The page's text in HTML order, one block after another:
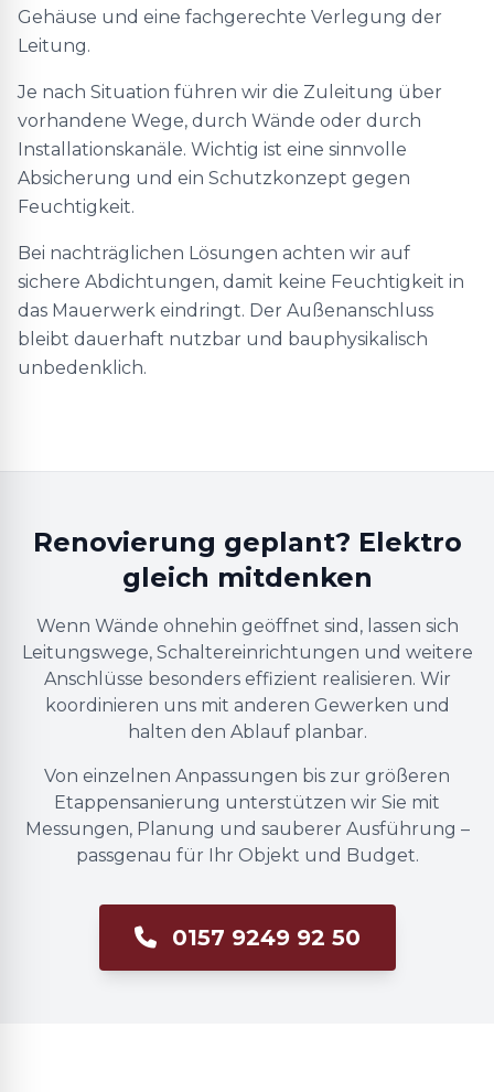
Gehäuse und eine fachgerechte Verlegung der
Leitung.
Je nach Situation führen wir die Zuleitung über
vorhandene Wege, durch Wände oder durch
Installationskanäle. Wichtig ist eine sinnvolle
Absicherung und ein Schutzkonzept gegen
Feuchtigkeit.
Bei nachträglichen Lösungen achten wir auf
sichere Abdichtungen, damit keine Feuchtigkeit in
das Mauerwerk eindringt. Der Außenanschluss
bleibt dauerhaft nutzbar und bauphysikalisch
unbedenklich.
Renovierung geplant? Elektro
gleich mitdenken
Wenn Wände ohnehin geöffnet sind, lassen sich
Leitungswege, Schaltereinrichtungen und weitere
Anschlüsse besonders effizient realisieren. Wir
koordinieren uns mit anderen Gewerken und
halten den Ablauf planbar.
Von einzelnen Anpassungen bis zur größeren
Etappensanierung unterstützen wir Sie mit
Messungen, Planung und sauberer Ausführung –
passgenau für Ihr Objekt und Budget.
0157 9249 92 50